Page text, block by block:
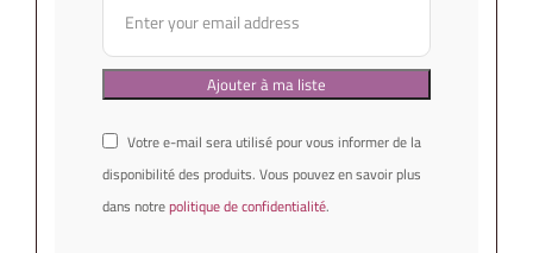
Votre e-mail sera utilisé pour vous informer de la
disponibilité des produits. Vous pouvez en savoir plus
dans notrepolitique de confidentialité.